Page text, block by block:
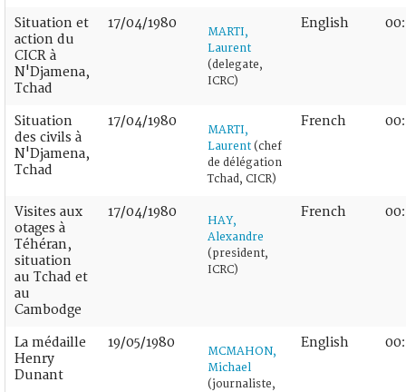
Situation et
action du
CICR à
N'Djamena,
Tchad
17/04/1980
MARTI,
Laurent
(delegate,
ICRC)
English
Situation
des civils à
N'Djamena,
Tchad
17/04/1980
MARTI,
Laurent (chef
de délégation
Tchad, CICR)
French
Visites aux
otages à
Téhéran,
situation
au Tchad et
au
Cambodge
17/04/1980
HAY,
Alexandre
(president,
ICRC)
French
La médaille
Henry
Dunant
19/05/1980
MCMAHON,
Michael
(journaliste,
English